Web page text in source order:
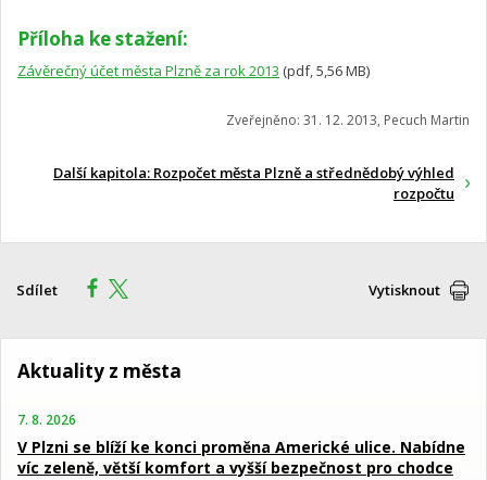
Příloha ke stažení:
Závěrečný účet města Plzně za rok 2013 (pdf, 5,56 MB)
Zveřejněno: 31. 12. 2013, Pecuch Martin
Další kapitola: Rozpočet města Plzně a střednědobý výhled
rozpočtu
Sdílet Vytisknout
Aktuality z města
7. 8. 2026
V Plzni se blíží ke konci proměna Americké ulice. Nabídne
víc zeleně, větší komfort a vyšší bezpečnost pro chodce